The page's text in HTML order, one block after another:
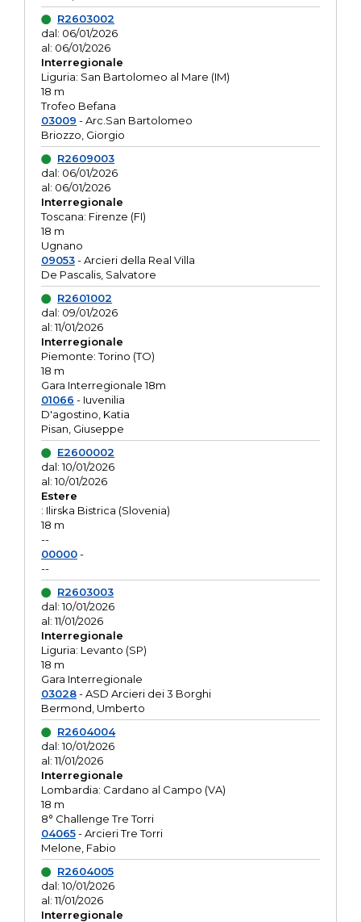
R2603002
dal: 06/01/2026
al: 06/01/2026
Interregionale
Liguria: San Bartolomeo al Mare (IM)
18 m
Trofeo Befana
03009 - Arc.San Bartolomeo
Briozzo, Giorgio
R2609003
dal: 06/01/2026
al: 06/01/2026
Interregionale
Toscana: Firenze (FI)
18 m
Ugnano
09053- Arcieri della Real Villa
De Pascalis, Salvatore
R2601002
dal: 09/01/2026
al: 11/01/2026
Interregionale
Piemonte: Torino (TO)
18 m
Gara Interregionale 18m
01066 - Iuvenilia
D'agostino, Katia
Pisan, Giuseppe
E2600002
dal: 10/01/2026
al: 10/01/2026
Estere
: Ilirska Bistrica (Slovenia)
18 m
--
00000-
--
R2603003
dal: 10/01/2026
al: 11/01/2026
Interregionale
Liguria: Levanto (SP)
18 m
Gara Interregionale
03028- ASD Arcieri dei 3 Borghi
Bermond, Umberto
R2604004
dal: 10/01/2026
al: 11/01/2026
Interregionale
Lombardia: Cardano al Campo (VA)
18 m
8° Challenge Tre Torri
04065- Arcieri Tre Torri
Melone, Fabio
R2604005
dal: 10/01/2026
al: 11/01/2026
Interregionale